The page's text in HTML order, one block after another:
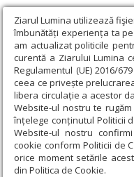
Ziarul Lumina utilizează
îmbunătăți experiența ta
am actualizat politicile
curentă a Ziarului Lumina
Regulamentul (UE) 2016/
ceea ce privește
libera circulație a acestor
Website-ul nostru te
înțelege conținutul Politicii
Website-ul nostru
cookie conform Politicii de
orice moment setările
din Politica de Cookie.
Ziarul Lumina › Prof.
Prof. Cristian